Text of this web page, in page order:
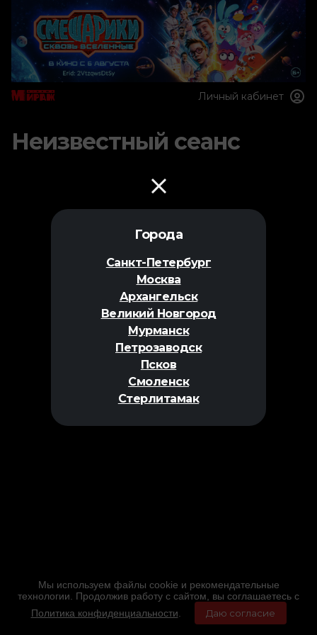
Города
Санкт-Петербург
Москва
Архангельск
Великий Новгород
Мурманск
Петрозаводск
Псков
Смоленск
Стерлитамак
Личный кабинет
Неизвестный сеанс
Мы используем файлы cookie и рекомендательные
технологии. Продолжив работу с сайтом, вы соглашаетесь с
Политика конфиденциальности
Даю согласие